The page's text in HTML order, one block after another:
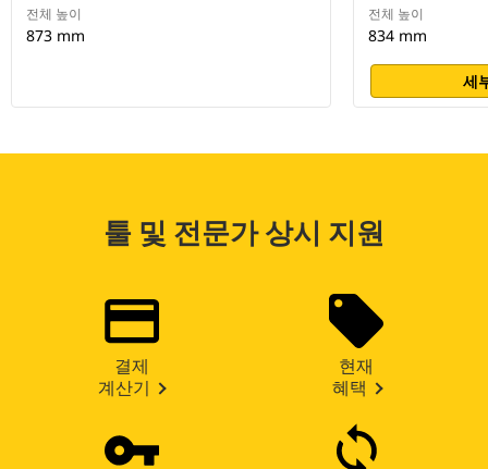
전체 높이
873 mm
전체 높이
834 mm
세
툴 및 전문가 상시 지원
결제
계산기
현재
혜택